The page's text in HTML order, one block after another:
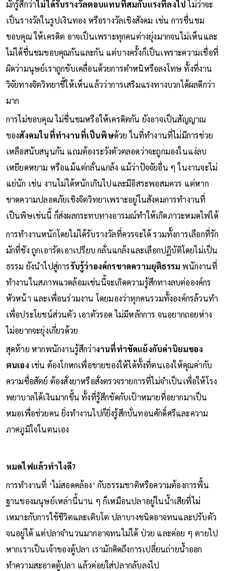
มักรู้สึกว่าไม่ได้รับรางวัลตอบแทนที่สมกับแรงที่ลงไปไม่ว่าจะ
เป็นรางวัลในรูปเงินทอง หรือรางวัลเชิงสังคม เช่น การชื่นชม
ขอบคุณ ให้เครดิต อาจเป็นเพราะทุกคนต่างยุ่งมากจนไม่เห็นและ
ไม่ได้ชื่นชมขอบคุณกันและกัน แต่บางครั้งก็เป็นเพราะความเชื่อที่
ผิดว่ามนุษย์เราถูกขับเคลื่อนด้วยการตำหนิหรือลงโทษ ทั้งที่งาน
วิจัยทางจิตวิทยาชี้ให้เห็นแล้วว่าการเสริมแรงทางบวกได้ผลดีกว่า
มาก
การไม่ขอบคุณ ไม่ชื่นชมหรือให้เครดิตกัน ยังอาจเป็นสัญญาณ
ของสังคมในที่ทำงานที่เป็นพิษด้วย ในที่ทำงานที่ไม่มีการช่วย
เหลือสนับสนุนกัน แถมต้องระวังตัวตลอดว่าจะถูกมองในแง่ลบ
เหยียดหยาม หรือแม้แต่กลั่นแกล้ง แม้ว่าปัจจัยอื่น ๆ ในงานจะไม่
แย่นัก เช่น งานไม่ได้หนักเกินไปและมีอิสระพอสมควร แต่หาก
ขาดความปลอดภัยเชิงจิตวิทยาเพราะอยู่ในสังคมการทำงานที่
เป็นพิษเช่นนี้ ก็ส่งผลกระทบทางอารมณ์ทำให้เกิดภาวะหมดไฟได้
การทำงานหนักโดยไม่ได้รับรางวัลที่ควรจะได้ รวมทั้งการเลือกที่รัก
มักที่ชัง ถูกเอารัดเอาเปรียบ กลั่นแกล้งและเลือกปฏิบัติโดยไม่เป็น
ธรรม ยังนำไปสู่การรับรู้ว่าองค์กรขาดความยุติธรรม พนักงานที่
ทำงานในสภาพแวดล้อมเช่นนี้จะเกิดความรู้สึกทางลบต่อองค์กร
หัวหน้า และเพื่อนร่วมงาน โดยมองว่าทุกคนรวมทั้งองค์กรล้วนทำ
เพื่อประโยชน์ส่วนตัว เอาตัวรอด ไม่มีหลักการ จนอยากถอยห่าง
ไม่อยากจะยุ่งเกี่ยวด้วย
สุดท้าย หากพนักงานรู้สึกว่างานที่ทำขัดแย้งกับค่านิยมของ
ตนเอง เช่น ต้องโกหกเพื่อขายของให้ได้ทั้งที่ตนเองให้คุณค่ากับ
ความซื่อสัตย์ ต้องสั่งยาหรือสั่งตรวจรายการที่ไม่จำเป็นเพื่อให้โรง
พยาบาลได้เงินมากขึ้น ทั้งที่รู้สึกขัดกับเป้าหมายที่อยากมาเป็น
หมอเพื่อช่วยคน ยิ่งทำงานไปก็ยิ่งรู้สึกบั่นทอนศักดิ์ศรีและความ
ภาคภูมิใจในตนเอง
หมดไฟแล้วทำไงดี?
การทำงานที่ ‘ไม่สอดคล้อง’ กับธรรมชาติหรือความต้องการพื้น
ฐานของมนุษย์เหล่านี้นาน ๆ ก็เหมือนปลาอยู่ในน้ำเสียที่ไม่
เหมาะกับการใช้ชีวิตและเติบโต ปลาบางชนิดอาจทนและปรับตัว
จนอยู่ได้ แต่ปลาจำนวนมากอาจทนไม่ได้ ป่วย และค่อย ๆ ตายไป
หากเราเป็นเจ้าของตู้ปลา เรามักคิดถึงการเปลี่ยนถ่ายน้ำออก
ทำความสะอาดตู้ปลา แล้วค่อยใส่ปลากลับลงไป